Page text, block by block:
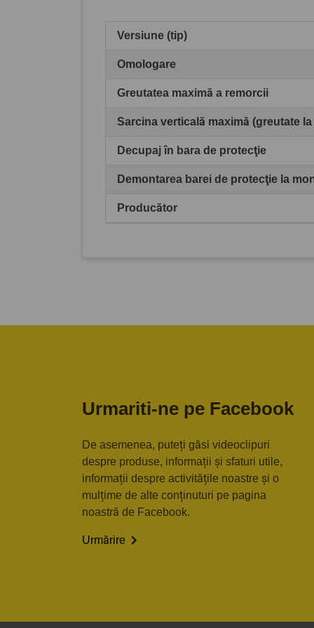
Versiune (tip)
Omologare
Greutatea maximă a remorcii
Sarcina verticală maximă (greutate
Decupaj în bara de protecţie
Demontarea barei de protecţie la
Producător
Urmariti-ne pe Facebook
De asemenea, puteți găsi videoclipuri
despre produse, informații și sfaturi utile,
informații despre activitățile noastre și o
mulțime de alte conținuturi pe pagina
noastră de Facebook.
Urmărire 